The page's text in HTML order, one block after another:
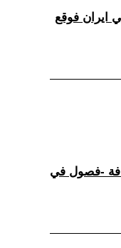
ايران فوقع
-فصول في